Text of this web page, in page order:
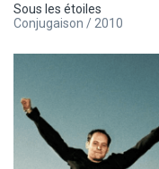
Sous les étoiles
Conjugaison / 2010